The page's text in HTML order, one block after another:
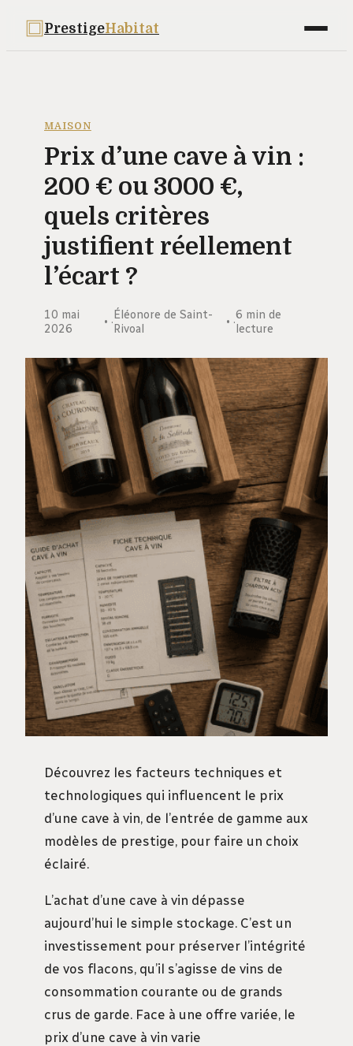
PrestigeHabitat
Déco
Bricolage
Jardinage
Immobilier
MAISON
Prix d’une cave à vin :
200 € ou 3000 €,
quels critères
justifient réellement
l’écart ?
10 mai
2026
·Éléonore de Saint-
Rivoal
·6 min de
lecture
Découvrez les facteurs techniques et
technologiques qui influencent le prix
d’une cave à vin, de l’entrée de gamme aux
modèles de prestige, pour faire un choix
éclairé.
L’achat d’une cave à vin dépasse
aujourd’hui le simple stockage. C’est un
investissement pour préserver l’intégrité
de vos flacons, qu’il s’agisse de vins de
consommation courante ou de grands
crus de garde. Face à une offre variée, le
prix d’une cave à vin varie